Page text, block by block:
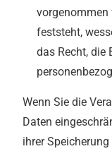
vorgenommen
feststeht,
das Recht, die
Wenn Sie die
Daten
ihrer